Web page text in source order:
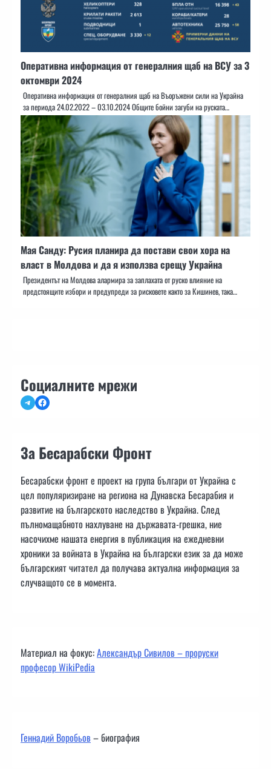
Оперативна информация от генералния щаб на ВСУ за 3
октомври 2024
Оперативна информация от генералния щаб на Въоръжени сили на Украйна
за периода 24.02.2022 – 03.10.2024 Общите бойни загуби на руската…
Мая Санду: Русия планира да постави свои хора на
власт в Молдова и да я използва срещу Украйна
Президентът на Молдова алармира за заплахата от руско влияние на
предстоящите избори и предупреди за рисковете както за Кишинев, така…
Социалните мрежи
TelegramFacebook
За Бесарабски Фронт
Бесарабски фронт е проект на група българи от Украйна с
цел популяризиране на региона на Дунавска Бесарабия и
развитие на българското наследство в Украйна. След
пълномащабното нахлуване на държавата-грешка, ние
насочихме нашата енергия в публикация на ежедневни
хроники за войната в Украйна на български език за да може
българският читател да получава актуална информация за
случващото се в момента.
Материал на фокус:Александър Сивилов – проруски
професор WikiPedia
Геннадий Воробьов– биография